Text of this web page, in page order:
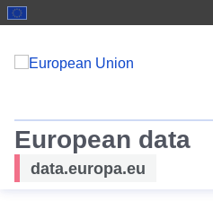
European data
data.europa.eu